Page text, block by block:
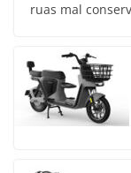
ruas mal